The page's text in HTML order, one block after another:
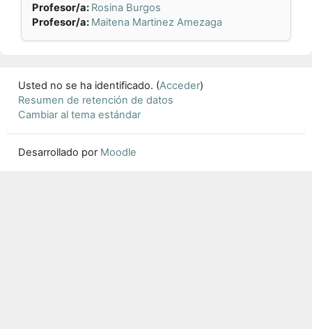
Profesor/a: Rosina Burgos
Profesor/a: Maitena Martinez Amezaga
Usted no se ha identificado. (Acceder)
Resumen de retención de datos
Cambiar al tema estándar
Desarrollado por Moodle